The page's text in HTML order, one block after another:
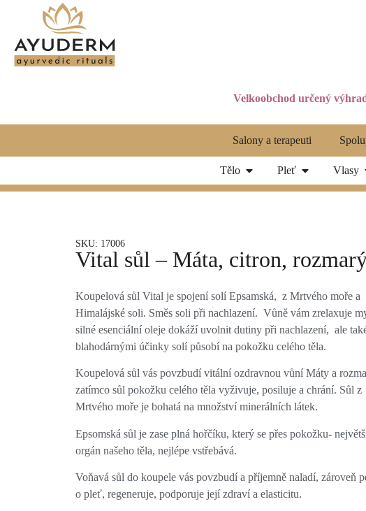
Velkoobchod určený
Salony a terapeuti
Tělo Pleť Vlasy
SKU: 17006
Vital sůl – Máta, citron,
Koupelová sůl Vital je spojení solí Epsamská, z Mrtvého moře a
Himalájské soli. Směs soli při nachlazení. Vůně vám zrelaxuje
silné esenciální oleje dokáží uvolnit dutiny při nachlazení, ale
blahodárnými účinky solí působí na pokožku celého těla.
Koupelová sůl vás povzbudí vitální ozdravnou vůní Máty a
zatímco sůl pokožku celého těla vyživuje, posiluje a chrání. Sůl z
Mrtvého moře je bohatá na množství minerálních látek.
Epsomská sůl je zase plná hořčíku, který se přes pokožku-
orgán našeho těla, nejlépe vstřebává.
Voňavá sůl do koupele vás povzbudí a příjemně naladí, zároveň
o pleť, regeneruje, podporuje její zdraví a elasticitu.